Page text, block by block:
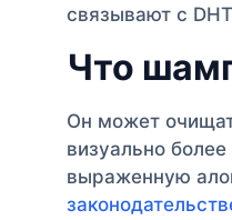
связывают с
Что
Он может
визуально
выраженную